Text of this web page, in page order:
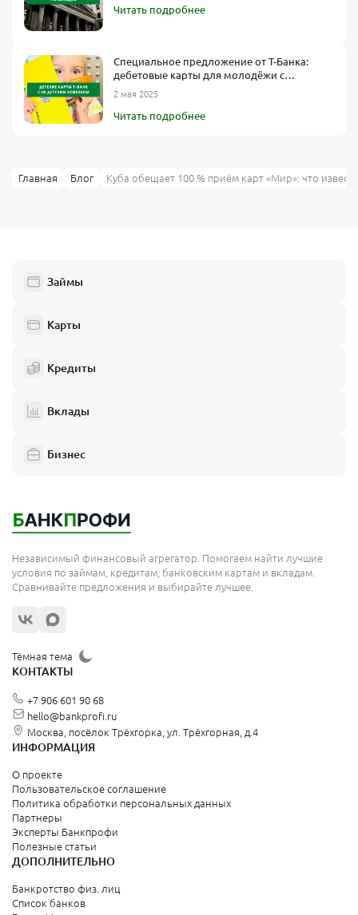
Читать подробнее
Специальное предложение от Т-Банка:
дебетовые карты для молодёжи с
2 мая 2025
Читать подробнее
Главная Блог Куба обещает 100 % приём карт «Мир»: что
Займы
Карты
Кредиты
Вклады
Бизнес
Независимый финансовый агрегатор. Помогаем найти лучшие
условия по займам, кредитам, банковским картам и вкладам.
Сравнивайте предложения и выбирайте лучшее.
Тёмная тема
КОНТАКТЫ
+7 906 601 90 68
hello@bankprofi.ru
Москва, посёлок Трёхгорка, ул. Трёхгорная, д.4
ИНФОРМАЦИЯ
О проекте
Пользовательское соглашение
Политика обработки персональных данных
Партнеры
Эксперты Банкпрофи
Полезные статьи
ДОПОЛНИТЕЛЬНО
Банкротство физ. лиц
Список банков